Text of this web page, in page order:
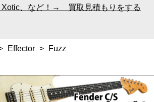
Xotic、など！→ 買取見積もりをする
Effector >
Fuzz